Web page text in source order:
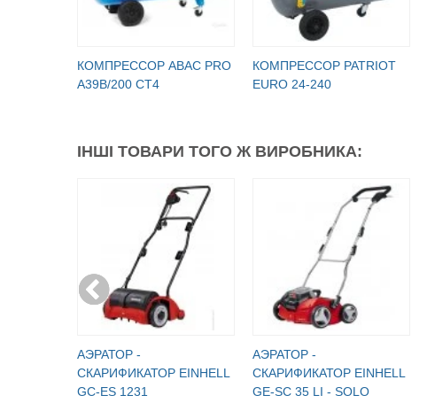
КОМПРЕССОР ABAC PRO
A39B/200 CT4
КОМПРЕССОР PATRIOT
EURO 24-240
ІНШІ ТОВАРИ ТОГО Ж ВИРОБНИКА:
АЭРАТОР -
СКАРИФИКАТОР EINHELL
GC-ES 1231
АЭРАТОР -
СКАРИФИКАТОР EINHELL
GE-SC 35 LI - SOLO